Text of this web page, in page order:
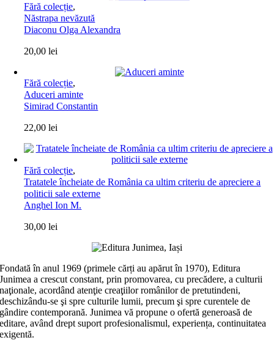
Fără colecție,
Năstrapa nevăzută
Diaconu Olga Alexandra
20,00lei
Fără colecție,
Aduceri aminte
Simirad Constantin
22,00lei
Fără colecție,
Tratatele încheiate de România ca ultim criteriu de apreciere a
politicii sale externe
Anghel Ion M.
30,00lei
Fondată în anul 1969 (primele cărți au apărut în 1970), Editura
Junimea a crescut constant, prin promovarea, cu precădere, a culturii
naţionale, acordând atenţie creaţiilor românilor de pretutindeni,
deschizându-se şi spre culturile lumii, precum şi spre curentele de
gândire contemporană. Junimea vă propune o ofertă generoasă de
editare, având drept suport profesionalismul, experiența, continuitatea
exigentă.